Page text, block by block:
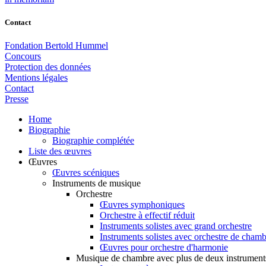
Contact
Fondation Bertold Hummel
Concours
Protection des données
Mentions légales
Contact
Presse
Home
Biographie
Biographie complétée
Liste des œuvres
Œuvres
Œuvres scéniques
Instruments de musique
Orchestre
Œuvres symphoniques
Orchestre à effectif réduit
Instruments solistes avec grand orchestre
Instruments solistes avec orchestre de
Œuvres pour orchestre d'harmonie
Musique de chambre avec plus de deux